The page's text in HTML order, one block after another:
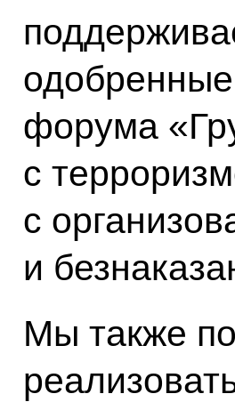
форума
с
с
и
Мы также